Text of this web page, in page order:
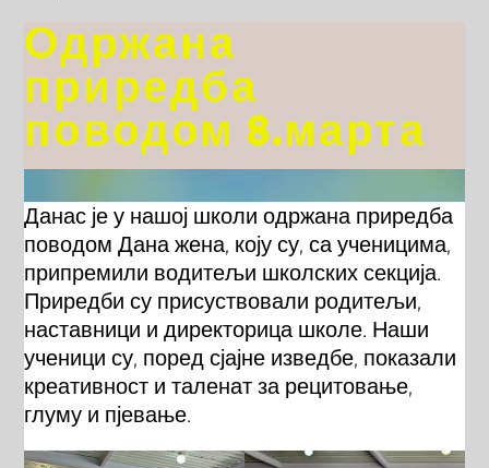
Одржана
приредба
поводом 8.марта
Данас је у нашој школи одржана приредба
поводом Дана жена, коју су, са ученицима,
припремили водитељи школских секција.
Приредби су присуствовали родитељи,
наставници и директорица школе. Наши
ученици су, поред сјајне изведбе, показали
креативност и таленат за рецитовање,
глуму и пјевање.